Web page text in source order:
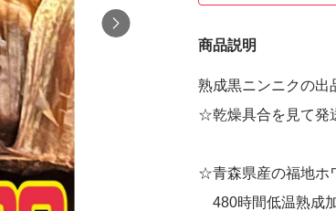
商品説明
熟成黒ニンニクの出
☆乾燥具合を見て発
☆青森県産の福地ホ
480時間低温熟成